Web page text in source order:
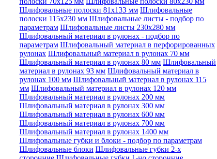
Шлифовальные полоски 81x133 мм Шлифовальные
полоски 115x230 мм Шлифовальные листы - подбор по
параметрам Шлифовальные листы 230x280 мм
Шлифовальный материал в рулонах - подбор по
параметрам Шлифовальный материал в перфорированных
рулонах Шлифовальный материал в рулонах 70 мм
Шлифовальный материал в рулонах 80 мм Шлифовальный
материал в рулонах 93 мм Шлифовальный материал в
рулонах 100 мм Шлифовальный материал в рулонах 115
мм Шлифовальный материал в рулонах 120 мм
Шлифовальный материал в рулонах 200 мм
Шлифовальный материал в рулонах 300 мм
Шлифовальный материал в рулонах 600 мм
Шлифовальный материал в рулонах 700 мм
Шлифовальный материал в рулонах 1400 мм
Шлифовальные губки и блоки - подбор по параметрам
Шлифовальные блоки Шлифовальные губки 2-х